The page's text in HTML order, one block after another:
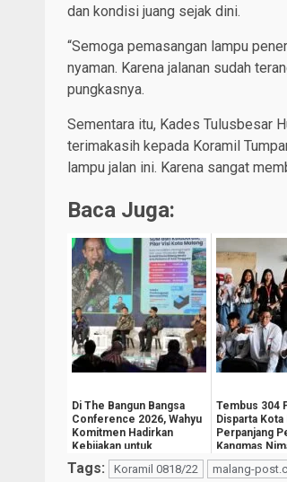
dan kondisi juang sejak dini.
“Semoga pemasangan lampu
nyaman. Karena jalanan sudah
pungkasnya.
Sementara itu, Kades Tulusbesar
terimakasih kepada Koramil
lampu jalan ini. Karena sangat
Baca Juga:
Di The Bangun Bangsa
Conference 2026, Wahyu
Komitmen Hadirkan
Kebijakan untuk
Kesejahteraan
Masyarak...
Tembus 304
Disparta Kota
Perpanjang
Kangmas
Hingga 15
Tags: Koramil 0818/22 malang-